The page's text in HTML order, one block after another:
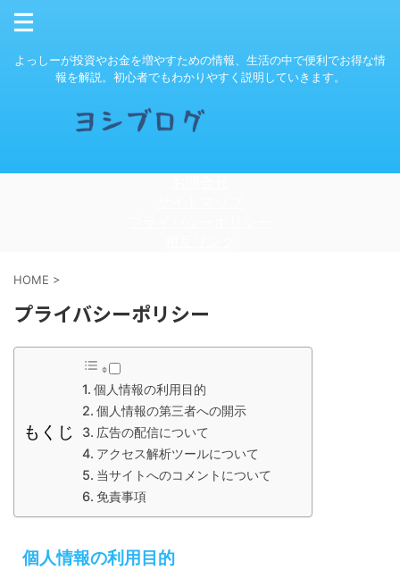
よっしーが投資やお金を増やすための情報、生活の中で便利でお得な情
報を解説。初心者でもわかりやすく説明していきます。
HOME >
プライバシーポリシー
もくじ
個人情報の利用目的
個人情報の第三者への開示
広告の配信について
アクセス解析ツールについて
当サイトへのコメントについて
免責事項
個人情報の利用目的